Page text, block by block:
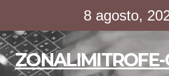
contenido
8 agosto,